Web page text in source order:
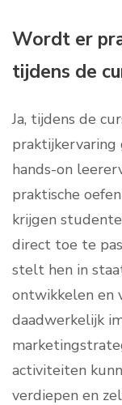
Wordt er
tijdens de
Ja, tijdens de
praktijkervaring
hands-on
praktische
krijgen
direct toe te
stelt hen in
ontwikkelen en
daadwerkelijk
activiteiten
verdiepen en